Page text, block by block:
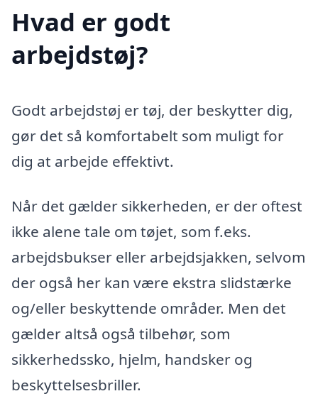
Hvad er godt
arbejdstøj?
Godt arbejdstøj er tøj, der beskytter dig,
gør det så komfortabelt som muligt for
dig at arbejde effektivt.
Når det gælder sikkerheden, er der oftest
ikke alene tale om tøjet, som f.eks.
arbejdsbukser eller arbejdsjakken, selvom
der også her kan være ekstra slidstærke
og/eller beskyttende områder. Men det
gælder altså også tilbehør, som
sikkerhedssko, hjelm, handsker og
beskyttelsesbriller.